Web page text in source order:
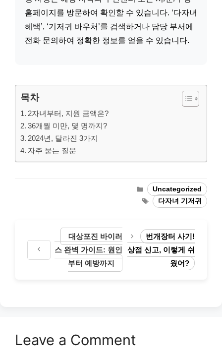
홈페이지를 방문하여 확인할 수 있습니다. ‘다자녀
혜택’, ‘기저귀 바우처’를 검색하거나 담당 부서에
전화 문의하여 정확한 정보를 얻을 수 있습니다.
목차
2자녀부터, 지원 금액은?
36개월 미만, 몇 명까지?
2024년, 달라진 3가지
자주 묻는 질문
Categories
Uncategorized
Tags다자녀 기저귀
대상포진 바이러
스 완벽 가이드: 원인
부터 예방까지
번개장터 사기!
상점 신고, 이렇게 쉬
웠어?
Leave a Comment